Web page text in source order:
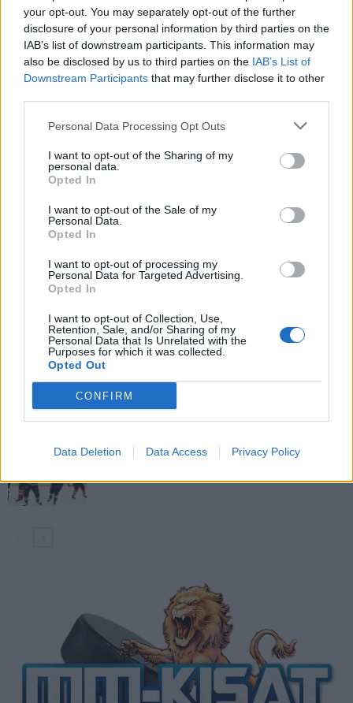
your opt-out. You may separately opt-out of the further
disclosure of your personal information by third parties on the
IAB’s list of downstream participants. This information may
also be disclosed by us to third parties on the IAB’s List of
Downstream Participants that may further disclose it to other
Personal Data Processing Opt Outs
I want to opt-out of the Sharing of my
personal data.
Opted In
I want to opt-out of the Sale of my
Personal Data.
Opted In
I want to opt-out of processing my
Personal Data for Targeted Advertising.
Opted In
I want to opt-out of Collection, Use,
Retention, Sale, and/or Sharing of my
Personal Data that Is Unrelated with the
Purposes for which it was collected.
Opted Out
CONFIRM
Data Deletion Data Access Privacy Policy
Edellinen artikkeli
Jääkiekon MM live stream 2021
Seuraava artikkeli
pronssiottelu käyntiin kello 0:00
LIITTYVÄT ARTIKKELIT LISÄÄ TEKIJÄLTÄ
Aleksander Barkov tekee paluun
kaukaloon
Venäläisveskari sekosi Suomen 2.
divisioonassa – sai samasta tilanteesta
50 jäähyminuuttia
Kanada – USA klo 15:10 – näin katsot
ottelun ilmaiseksi TV:stä